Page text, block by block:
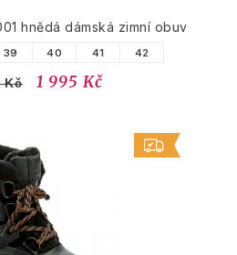
hnědá dámská zimní obuv
39 40 41 42
Kč 1 995 Kč